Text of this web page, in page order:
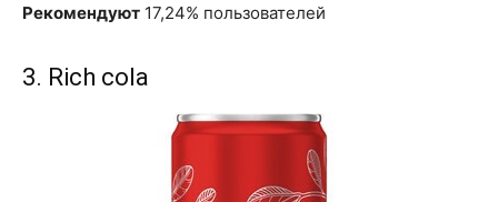
Рекомендуют 17,24% пользователей
3. Rich cola